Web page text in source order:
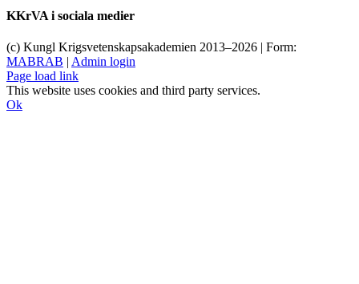
KKrVA i sociala medier
(c) Kungl Krigsvetenskapsakademien 2013–2026 | Form:
MABRAB | Admin login
Page load link
This website uses cookies and third party services.
Ok